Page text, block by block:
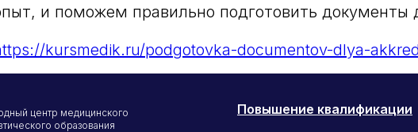
и поможем правильно подготовить документы
kursmedik.ru/podgotovka-documentov-dlya-
центр медицинского
образования
Повышение квалификации